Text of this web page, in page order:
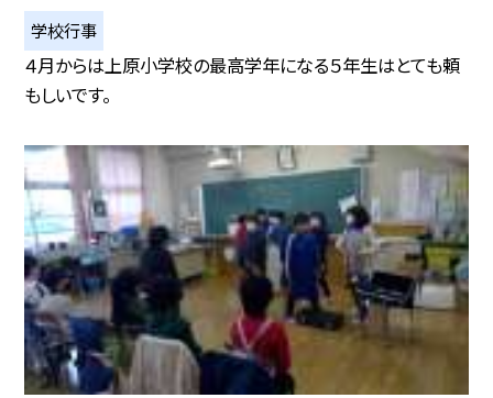
学校行事
４月からは上原小学校の最高学年になる５年生はとても頼
もしいです。